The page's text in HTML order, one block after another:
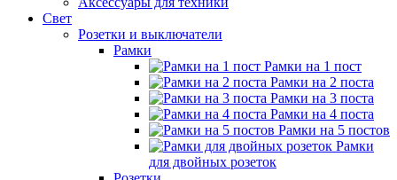
Свет
Розетки и выключатели
Рамки
Рамки на 1 пост
Рамки на 2 поста
Рамки на 3 поста
Рамки на 4 поста
Рамки на 5 постов
Рамки
для двойных розеток